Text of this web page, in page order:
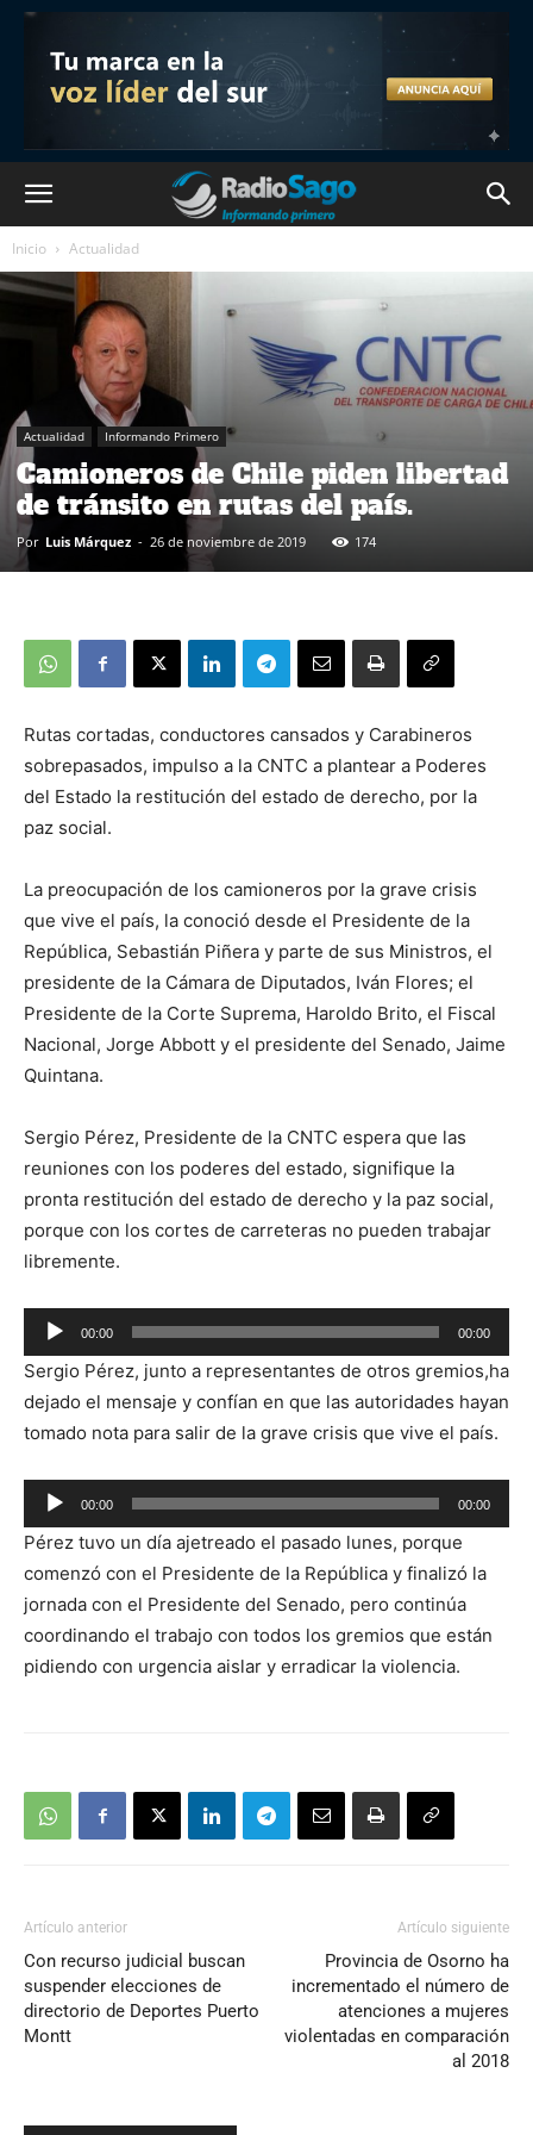
Inicio Actualidad
Actualidad Informando Primero
Camioneros de Chile piden libertad
de tránsito en rutas del país.
Por Luis Márquez - 26 de noviembre de 2019 174
Rutas cortadas, conductores cansados y Carabineros
sobrepasados, impulso a la CNTC a plantear a Poderes
del Estado la restitución del estado de derecho, por la
paz social.
La preocupación de los camioneros por la grave crisis
que vive el país, la conoció desde el Presidente de la
República, Sebastián Piñera y parte de sus Ministros, el
presidente de la Cámara de Diputados, Iván Flores; el
Presidente de la Corte Suprema, Haroldo Brito, el Fiscal
Nacional, Jorge Abbott y el presidente del Senado, Jaime
Quintana.
Sergio Pérez, Presidente de la CNTC espera que las
reuniones con los poderes del estado, signifique la
pronta restitución del estado de derecho y la paz social,
porque con los cortes de carreteras no pueden trabajar
libremente.
Reproductor
de
audio
00:00 00:00
Sergio Pérez, junto a representantes de otros gremios,ha
dejado el mensaje y confían en que las autoridades hayan
tomado nota para salir de la grave crisis que vive el país.
Reproductor
de
audio
00:00 00:00
Pérez tuvo un día ajetreado el pasado lunes, porque
comenzó con el Presidente de la República y finalizó la
jornada con el Presidente del Senado, pero continúa
coordinando el trabajo con todos los gremios que están
pidiendo con urgencia aislar y erradicar la violencia.
Artículo anterior
Con recurso judicial buscan
suspender elecciones de
directorio de Deportes Puerto
Montt
Artículo siguiente
Provincia de Osorno ha
incrementado el número de
atenciones a mujeres
violentadas en comparación
al 2018